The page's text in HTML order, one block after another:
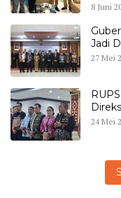
8 Juni
Jadi
27 Mei
24 Mei